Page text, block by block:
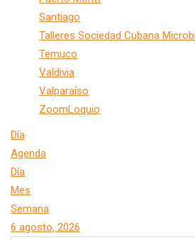
Santiago
Talleres Sociedad Cubana
Temuco
Valdivia
Valparaíso
ZoomLoquio
Día
Agenda
Día
Mes
Semana
6 agosto, 2026